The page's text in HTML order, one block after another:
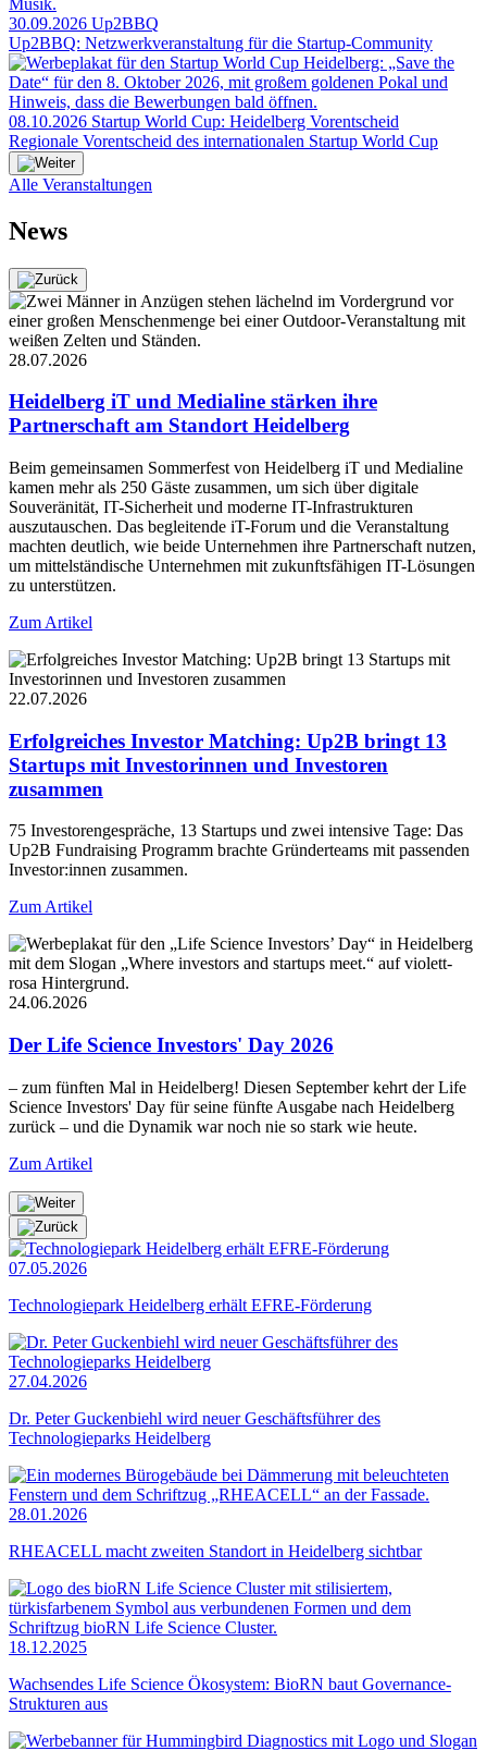
30.09.2026 Up2BBQ
Up2BBQ: Netzwerkveranstaltung für die Startup-Community
08.10.2026 Startup World Cup: Heidelberg Vorentscheid
Regionale Vorentscheid des internationalen Startup World Cup
Alle Veranstaltungen
News
28.07.2026
Heidelberg iT und Medialine stärken ihre
Partnerschaft am Standort Heidelberg
Beim gemeinsamen Sommerfest von Heidelberg iT und Medialine
kamen mehr als 250 Gäste zusammen, um sich über digitale
Souveränität, IT-Sicherheit und moderne IT-Infrastrukturen
auszutauschen. Das begleitende iT-Forum und die Veranstaltung
machten deutlich, wie beide Unternehmen ihre Partnerschaft nutzen,
um mittelständische Unternehmen mit zukunftsfähigen IT-Lösungen
zu unterstützen.
Zum Artikel
22.07.2026
Erfolgreiches Investor Matching: Up2B bringt 13
Startups mit Investorinnen und Investoren
zusammen
75 Investorengespräche, 13 Startups und zwei intensive Tage: Das
Up2B Fundraising Programm brachte Gründerteams mit passenden
Investor:innen zusammen.
Zum Artikel
24.06.2026
Der Life Science Investors' Day 2026
– zum fünften Mal in Heidelberg! Diesen September kehrt der Life
Science Investors' Day für seine fünfte Ausgabe nach Heidelberg
zurück – und die Dynamik war noch nie so stark wie heute.
Zum Artikel
07.05.2026
Technologiepark Heidelberg erhält EFRE-Förderung
27.04.2026
Dr. Peter Guckenbiehl wird neuer Geschäftsführer des
Technologieparks Heidelberg
28.01.2026
RHEACELL macht zweiten Standort in Heidelberg sichtbar
18.12.2025
Wachsendes Life Science Ökosystem: BioRN baut Governance-
Strukturen aus